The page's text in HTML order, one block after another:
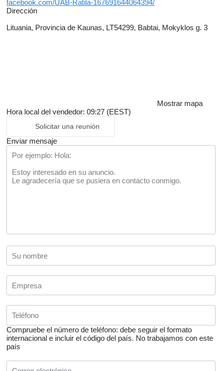
facebook.com/UAB-Ratila-167691644064394/
Dirección
Lituania, Provincia de Kaunas, LT54299, Babtai, Mokyklos g. 3
Mostrar mapa
Hora local del vendedor: 09:27 (EEST)
Solicitar una reunión
Enviar mensaje
Compruebe el número de teléfono: debe seguir el formato
internacional e incluir el código del país. No trabajamos con este
país